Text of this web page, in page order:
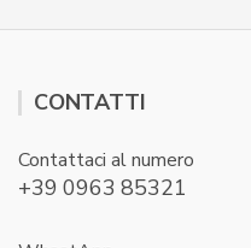
CONTATTI
Contattaci al numero
+39 0963 85321